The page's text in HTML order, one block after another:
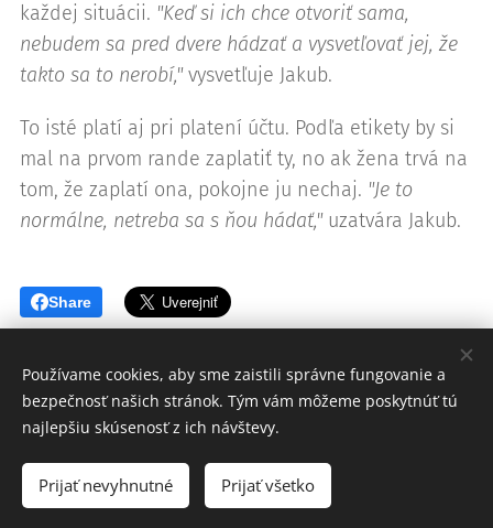
každej situácii. "Keď si ich chce otvoriť sama,
nebudem sa pred dvere hádzať a vysvetľovať jej, že
takto sa to nerobí,"vysvetľuje Jakub.
To isté platí aj pri platení účtu. Podľa etikety by si
mal na prvom rande zaplatiť ty, no ak žena trvá na
tom, že zaplatí ona, pokojne ju nechaj. "Je to
normálne, netreba sa s ňou hádať,"uzatvára Jakub.
Share
© 2026 ABRAHAM etiquette
Kráľovská škola etikety
Vytvorené službouWebnode
Používame cookies, aby sme zaistili správne fungovanie a
bezpečnosť našich stránok. Tým vám môžeme poskytnúť tú
najlepšiu skúsenosť z ich návštevy.
Prijať nevyhnutné Prijať všetko